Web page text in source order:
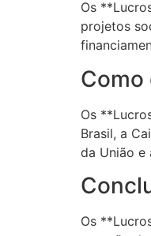
Os
projetos
Como
Os
Brasil, a
da União e
Os